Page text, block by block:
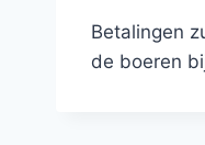
Betalingen
de boeren